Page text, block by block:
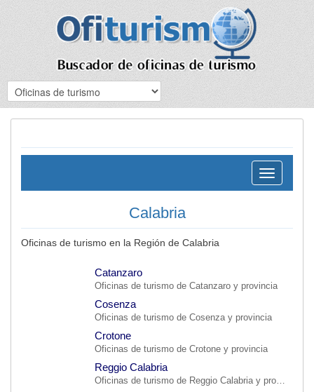
Toggle
navigation
Calabria
Oficinas de turismo en la Región de Calabria
Catanzaro
Oficinas de turismo de Catanzaro y provincia
Cosenza
Oficinas de turismo de Cosenza y provincia
Crotone
Oficinas de turismo de Crotone y provincia
Reggio Calabria
Oficinas de turismo de Reggio Calabria y provincia